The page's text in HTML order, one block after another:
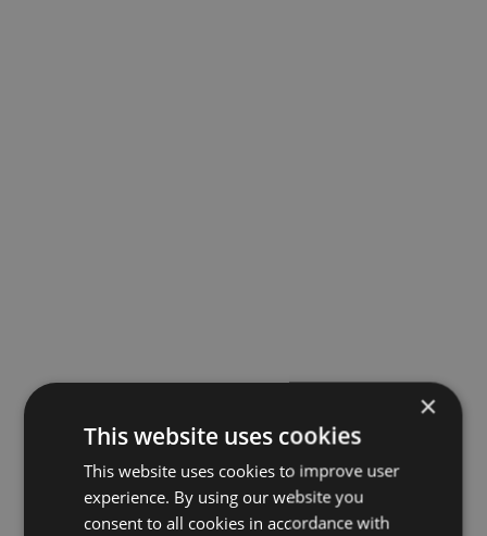
×
This website uses cookies
This website uses cookies to improve user
experience. By using our website you
consent to all cookies in accordance with